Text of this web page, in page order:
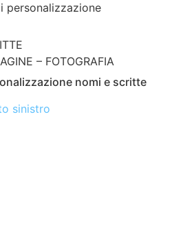
personalizzazione
– FOTOGRAFIA
nomi e scritte
sinistro